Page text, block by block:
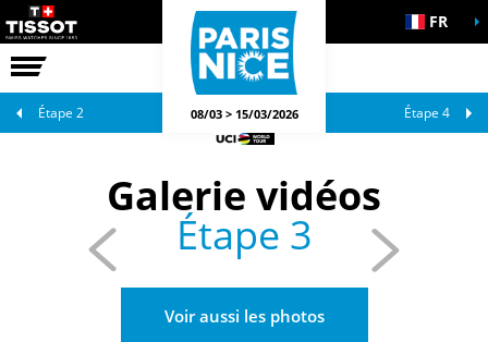
COURSE
OFFICIELS FR
08/03 > 15/03/2026
Étape 2 Étape 4
Galerie vidéos
Étape 3
Voir aussi les photos